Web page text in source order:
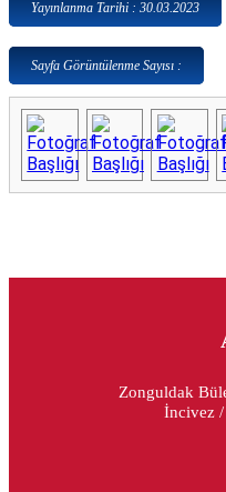
Yayınlanma Tarihi : 30.03.2023
Sayfa Görüntülenme Sayısı :
Zonguldak
İncivez